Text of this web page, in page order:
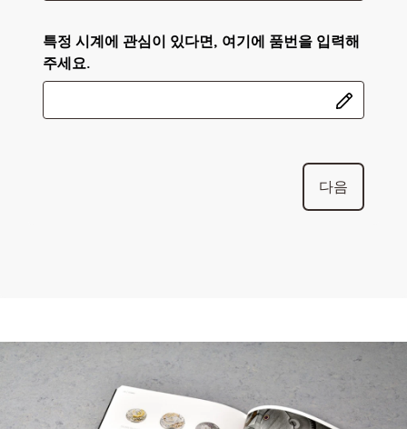
특정 시계에 관심이 있다면, 여기에 품번을 입력해
주세요.